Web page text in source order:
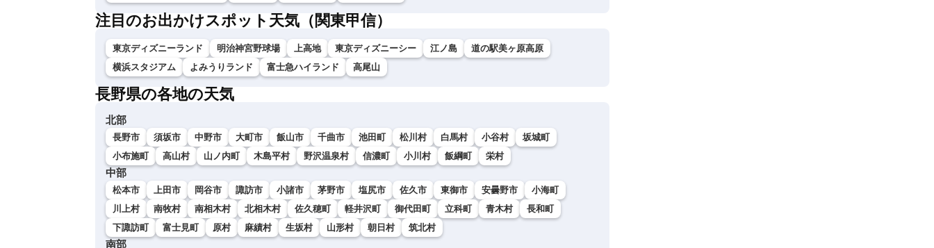
注目のお出かけスポット天気（関東甲信）
東京ディズニーランド 明治神宮野球場 上高地 東京ディズニーシー 江ノ島
道の駅美ヶ原高原
横浜スタジアム
よみうりランド 富士急ハイランド 高尾山
長野県の各地の天気
北部
長野市 須坂市 中野市 大町市 飯山市 千曲市 池田町 松川村 白馬村 小谷村
坂城町
小布施町
高山村 山ノ内町 木島平村 野沢温泉村 信濃町 小川村 飯綱町 栄村
中部
松本市 上田市 岡谷市 諏訪市 小諸市 茅野市 塩尻市 佐久市 東御市 安曇野市
小海町
川上村
南牧村 南相木村 北相木村 佐久穂町 軽井沢町 御代田町 立科町 青木村
長和町
下諏訪町
富士見町 原村 麻績村 生坂村 山形村 朝日村 筑北村
南部